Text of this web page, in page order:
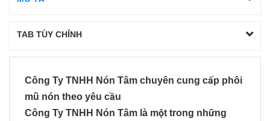
TAB TÙY CHỈNH
Công Ty TNHH Nón Tâm chuyên cung cấp phôi
mũ nón theo yêu cầu
Công Ty TNHH Nón Tâm là một trong những